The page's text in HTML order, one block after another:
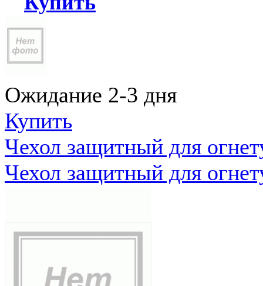
Ожидание 2-3 дня
Купить
Чехол защитный для
Чехол защитный для